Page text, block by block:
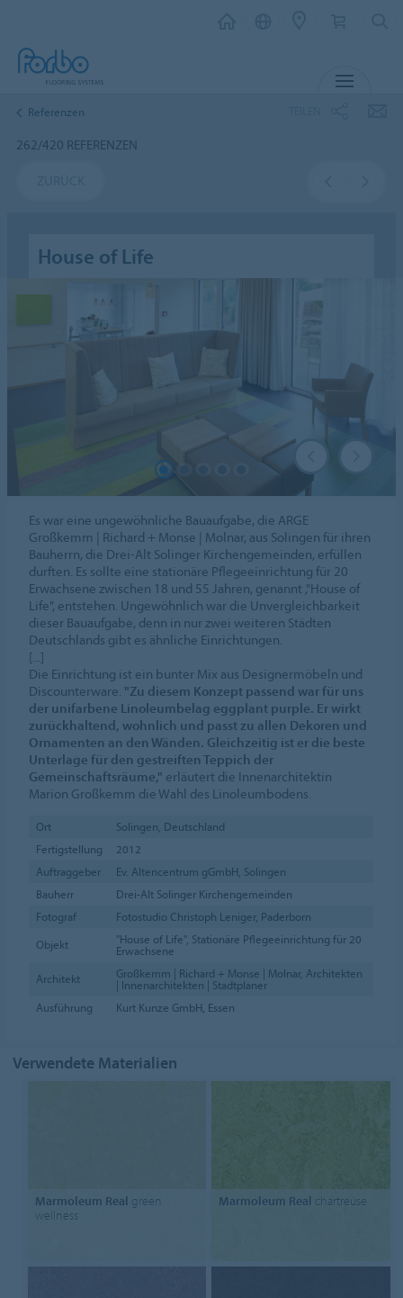
Referenzen
262/420 REFERENZEN
House of Life
Es war eine ungewöhnliche Bauaufgabe, die ARGE
Großkemm | Richard + Monse | Molnar, aus Solingen für ihren
Bauherrn, die Drei-Alt Solinger Kirchengemeinden, erfüllen
durften. Es sollte eine stationäre Pflegeeinrichtung für 20
Erwachsene zwischen 18 und 55 Jahren, genannt ,"House of
Life", entstehen. Ungewöhnlich war die Unvergleichbarkeit
dieser Bauaufgabe, denn in nur zwei weiteren Städten
Deutschlands gibt es ähnliche Einrichtungen.
[...]
Die Einrichtung ist ein bunter Mix aus Designermöbeln und
Discounterware. "Zu diesem Konzept passend war für uns
der unifarbene Linoleumbelag eggplant purple. Er wirkt
zurückhaltend, wohnlich und passt zu allen Dekoren und
Ornamenten an den Wänden. Gleichzeitig ist er die beste
Unterlage für den gestreiften Teppich der
Gemeinschaftsräume," erläutert die Innenarchitektin
Marion Großkemm die Wahl des Linoleumbodens.
Ort
Solingen, Deutschland
Fertigstellung
2012
Auftraggeber
Ev. Altencentrum gGmbH, Solingen
Bauherr
Drei-Alt Solinger Kirchengemeinden
Fotograf
Fotostudio Christoph Leniger, Paderborn
Objekt
"House of Life", Stationäre Pflegeeinrichtung für 20
Erwachsene
Architekt
Großkemm | Richard + Monse | Molnar, Architekten
| Innenarchitekten | Stadtplaner
Ausführung
Kurt Kunze GmbH, Essen
Verwendete Materialien
Marmoleum Real green
wellness
Marmoleum Real chartreuse